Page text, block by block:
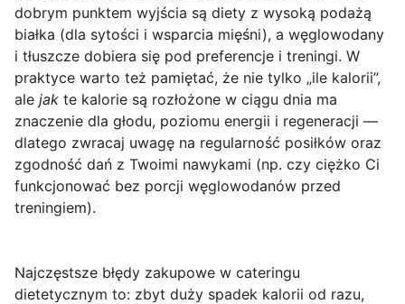
dobrym punktem wyjścia są diety z wysoką podażą
białka (dla sytości i wsparcia mięśni), a węglowodany
i tłuszcze dobiera się pod preferencje i treningi. W
praktyce warto też pamiętać, że nie tylko „ile kalorii”,
ale jak te kalorie są rozłożone w ciągu dnia ma
znaczenie dla głodu, poziomu energii i regeneracji —
dlatego zwracaj uwagę na regularność posiłków oraz
zgodność dań z Twoimi nawykami (np. czy ciężko Ci
funkcjonować bez porcji węglowodanów przed
treningiem).
Najczęstsze błędy zakupowe w cateringu
dietetycznym to: zbyt duży spadek kalorii od razu,